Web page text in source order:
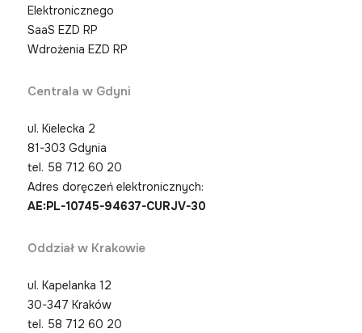
Elektronicznego
SaaS EZD RP
Wdrożenia EZD RP
Centrala w Gdyni
ul. Kielecka 2
81-303 Gdynia
tel. 58 712 60 20
Adres doręczeń elektronicznych:
AE:PL-10745-94637-CURJV-30
Oddział w Krakowie
ul. Kapelanka 12
30-347 Kraków
tel. 58 712 60 20